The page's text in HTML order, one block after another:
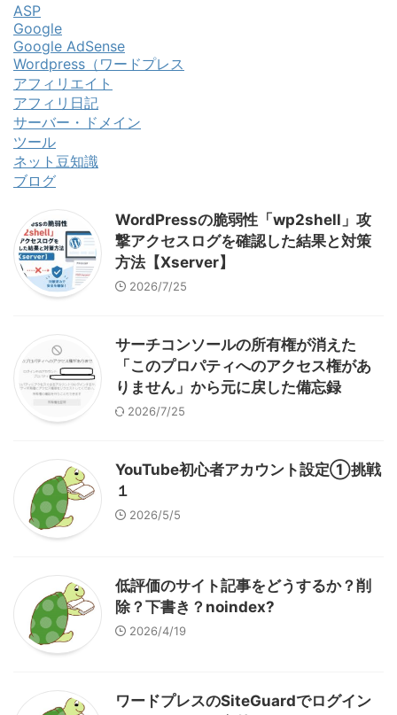
ASP
Google
Google AdSense
Wordpress（ワードプレス
アフィリエイト
アフィリ日記
サーバー・ドメイン
ツール
ネット豆知識
ブログ
WordPressの脆弱性「wp2shell」攻
撃アクセスログを確認した結果と対策
方法【Xserver】
2026/7/25
サーチコンソールの所有権が消えた
「このプロパティへのアクセス権があ
りません」から元に戻した備忘録
2026/7/25
YouTube初心者アカウント設定①挑戦
１
2026/5/5
低評価のサイト記事をどうするか？削
除？下書き？noindex?
2026/4/19
ワードプレスのSiteGuardでログイン